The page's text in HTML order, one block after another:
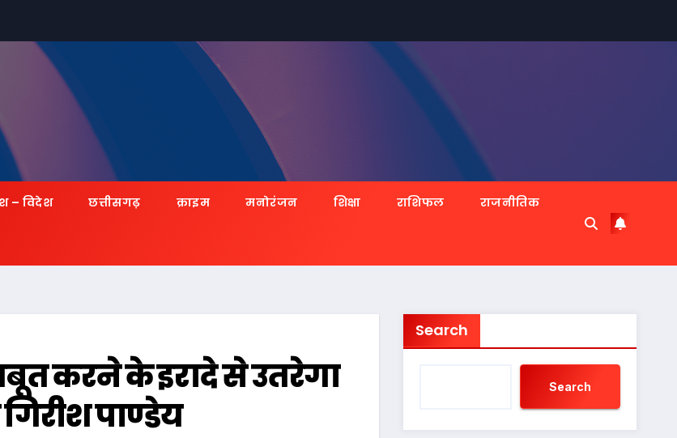
– विदेश छत्तीसगढ़ क्राइम मनोरंजन शिक्षा राशिफल राजनीतिक
करने के इरादे से उतरेगा
पाण्डेय
Search
Search